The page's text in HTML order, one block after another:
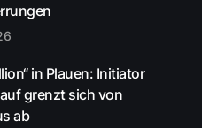
in Plauen: Initiator
grenzt sich von
ab